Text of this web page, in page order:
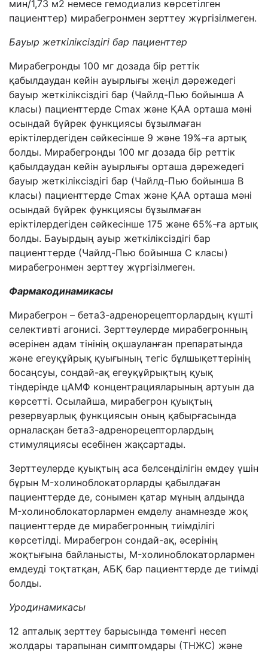
мин/1,73 м2 немесе гемодиализ көрсетілген
пациенттер) мирабегронмен зерттеу жүргізілмеген.
Бауыр жеткіліксіздігі бар пациенттер
Мирабегронды 100 мг дозада бір реттік
қабылдаудан кейін ауырлығы жеңіл дәрежедегі
бауыр жеткіліксіздігі бар (Чайлд-Пью бойынша А
класы) пациенттерде Cmax және ҚАА орташа мәні
осындай бүйрек функциясы бұзылмаған
еріктілердегіден сәйкесінше 9 және 19%-ға артық
болды. Мирабегронды 100 мг дозада бір реттік
қабылдаудан кейін ауырлығы орташа дәрежедегі
бауыр жеткіліксіздігі бар (Чайлд-Пью бойынша В
класы) пациенттерде Cmax және ҚАА орташа мәні
осындай бүйрек функциясы бұзылмаған
еріктілердегіден сәйкесінше 175 және 65%-ға артық
болды. Бауырдың ауыр жеткіліксіздігі бар
пациенттерде (Чайлд-Пью бойынша С класы)
мирабегронмен зерттеу жүргізілмеген.
Фармакодинамикасы
Мирабегрон – бета3-адренорецепторлардың күшті
селективті агонисі. Зерттеулерде мирабегронның
әсерінен адам тінінің оқшауланған препаратында
және егеуқұйрық қуығының тегіс бұлшықеттерінің
босаңсуы, сондай-ақ егеуқұйрықтың қуық
тіндерінде цАМФ концентрацияларының артуын да
көрсетті. Осылайша, мирабегрон қуықтың
резервуарлық функциясын оның қабырғасында
орналасқан бета3-адренорецепторлардың
стимуляциясы есебінен жақсартады.
Зерттеулерде қуықтың аса белсенділігін емдеу үшін
бұрын M-холиноблокаторларды қабылдаған
пациенттерде де, сонымен қатар мұның алдында
M-холиноблокаторлармен емделу анамнезде жоқ
пациенттерде де мирабегронның тиімділігі
көрсетілді. Мирабегрон сондай-ақ, әсерінің
жоқтығына байланысты, M-холиноблокаторлармен
емдеуді тоқтатқан, АБҚ бар пациенттерде де тиімді
болды.
Уродинамикасы
12 апталық зерттеу барысында төменгі несеп
жолдары тарапынан симптомдары (ТНЖС) және